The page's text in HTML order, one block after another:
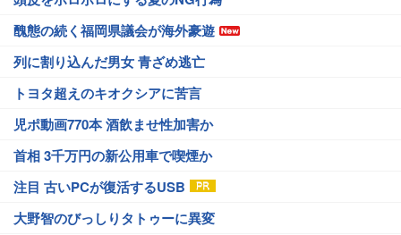
醜態の続く福岡県議会が海外豪遊
列に割り込んだ男女 青ざめ逃亡
トヨタ超えのキオクシアに苦言
児ポ動画770本 酒飲ませ性加害か
首相 3千万円の新公用車で喫煙か
注目 古いPCが復活するUSB
大野智のびっしりタトゥーに異変